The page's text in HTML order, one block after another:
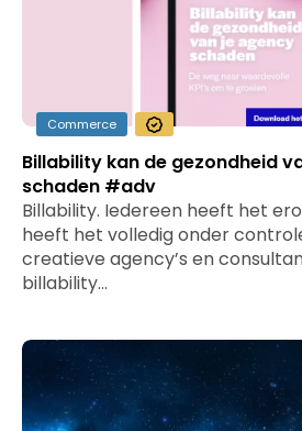
Commerce
Billability kan de gezondheid
schaden #adv
Billability. Iedereen heeft het
heeft het volledig onder
creatieve agency’s en
billability…